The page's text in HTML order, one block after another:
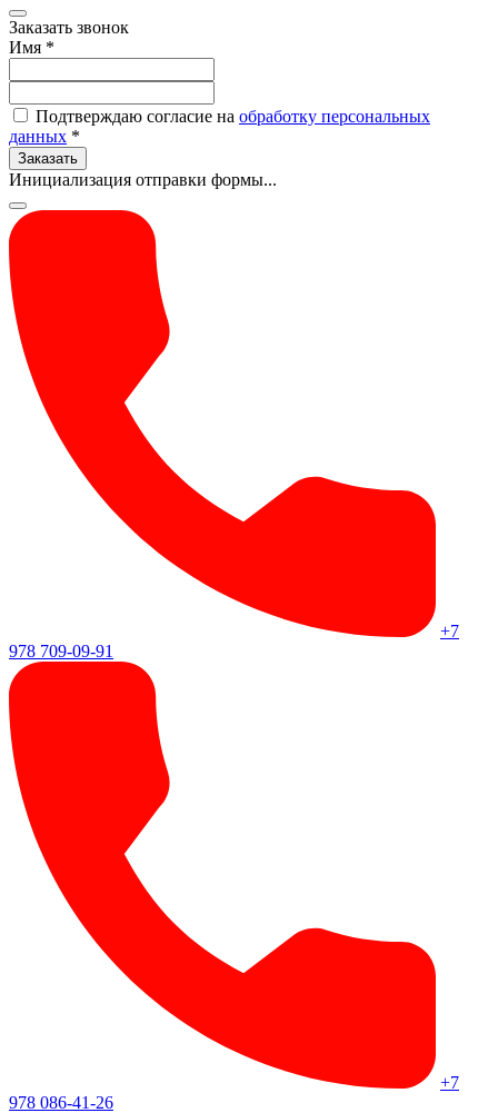
Заказать звонок
Имя *
Подтверждаю согласие на обработку персональных
данных *
Заказать
Инициализация отправки формы...
+7
978 709-09-91
+7
978 086-41-26